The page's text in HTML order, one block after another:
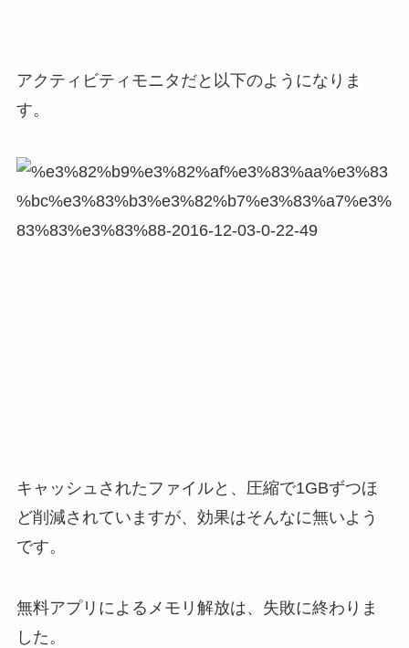
アクティビティモニタだと以下のようになりま
す。
キャッシュされたファイルと、圧縮で1GBずつほ
ど削減されていますが、効果はそんなに無いよう
です。
無料アプリによるメモリ解放は、失敗に終わりま
した。